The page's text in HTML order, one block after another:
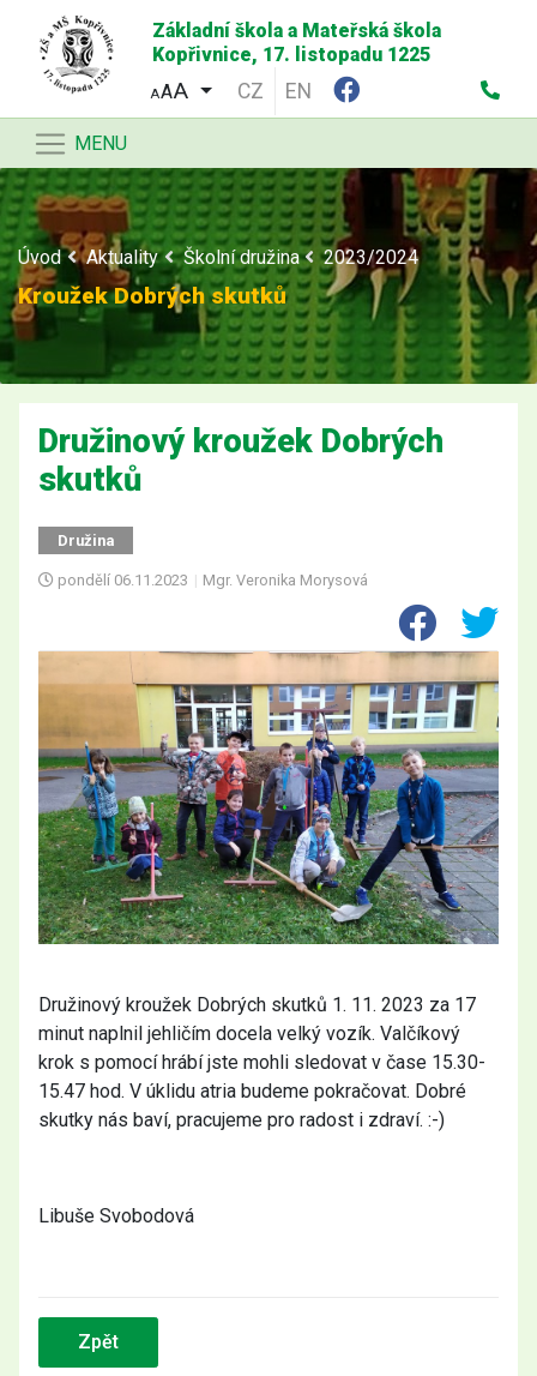
Základní škola a Mateřská škola
Kopřivnice, 17. listopadu 1225
AA CZ EN
MENU
Úvod Aktuality Školní družina 2023/2024
Kroužek Dobrých skutků
Družinový kroužek Dobrých
skutků
Družina
pondělí 06.11.2023 | Mgr. Veronika Morysová
Družinový kroužek Dobrých skutků 1. 11. 2023 za 17
minut naplnil jehličím docela velký vozík. Valčíkový
krok s pomocí hrábí jste mohli sledovat v čase 15.30-
15.47 hod. V úklidu atria budeme pokračovat. Dobré
skutky nás baví, pracujeme pro radost i zdraví. :-)
Libuše Svobodová
Zpět